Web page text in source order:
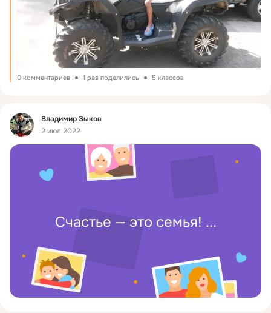
0 комментариев 1 раз поделились 5 классов
Фид
Владимир Зыков
2 июл 2022
Счастье — это семья! ...